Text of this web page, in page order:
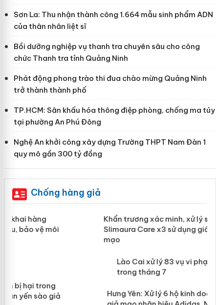
Sơn La: Thu nhận thành công 1.664 mẫu sinh phẩm ADN
của thân nhân liệt sĩ
Bồi dưỡng nghiệp vụ thanh tra chuyên sâu cho công
chức Thanh tra tỉnh Quảng Ninh
Phát động phong trào thi đua chào mừng Quảng Ninh
trở thành thành phố
TP.HCM: Sân khấu hóa thông điệp phòng, chống ma túy
tại phường An Phú Đông
Nghệ An khởi công xây dựng Trường THPT Nam Đàn 1
quy mô gần 300 tỷ đồng
Chống hàng giả
Khẩn trương xác minh, xử lý sản phẩm
Slimaura Care x3 sử dụng giấy phép
mại trong tháng 7